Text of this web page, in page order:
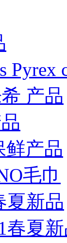
Pyrex
产品
鲜产品
毛巾
夏新品
春夏